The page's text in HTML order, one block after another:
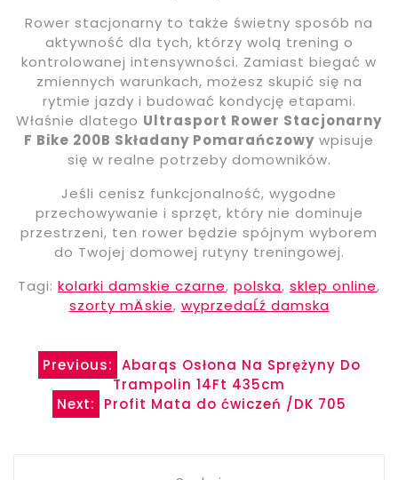
Rower stacjonarny to także świetny sposób na
aktywność dla tych, którzy wolą trening o
kontrolowanej intensywności. Zamiast biegać w
zmiennych warunkach, możesz skupić się na
rytmie jazdy i budować kondycję etapami.
Właśnie dlatego Ultrasport Rower Stacjonarny
F Bike 200B Składany Pomarańczowy wpisuje
się w realne potrzeby domowników.
Jeśli cenisz funkcjonalność, wygodne
przechowywanie i sprzęt, który nie dominuje
przestrzeni, ten rower będzie spójnym wyborem
do Twojej domowej rutyny treningowej.
Tagi: kolarki damskie czarne, polska, sklep online,
szorty mÄskie, wyprzedaĹź damska
Nawigacja
wpisu
Previous: Abarqs Osłona Na Sprężyny Do
Trampolin 14Ft 435cm
Next:
Profit Mata do ćwiczeń /DK 705